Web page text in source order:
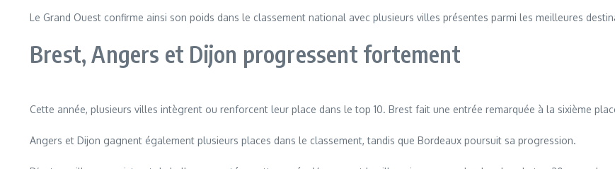
Le Grand Ouest confirme ainsi son poids dans le classement national avec plusieurs villes présentes parmi les meilleures
Brest, Angers et Dijon progressent fortement
Cette année, plusieurs villes intègrent ou renforcent leur place dans le top 10. Brest fait une entrée remarquée à la sixième
Angers et Dijon gagnent également plusieurs places dans le classement, tandis que Bordeaux poursuit sa progression.